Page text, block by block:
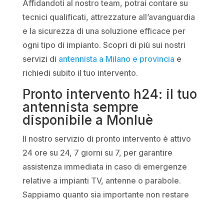
Affidandoti al nostro team, potrai contare su
tecnici qualificati, attrezzature all’avanguardia
e la sicurezza di una soluzione efficace per
ogni tipo di impianto. Scopri di più sui nostri
servizi di antennista a Milano e provincia e
richiedi subito il tuo intervento.
Pronto intervento h24: il tuo
antennista sempre
disponibile a Monluè
Il nostro servizio di pronto intervento è attivo
24 ore su 24, 7 giorni su 7, per garantire
assistenza immediata in caso di emergenze
relative a impianti TV, antenne o parabole.
Sappiamo quanto sia importante non restare